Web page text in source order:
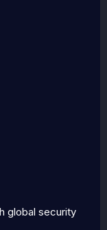
global security